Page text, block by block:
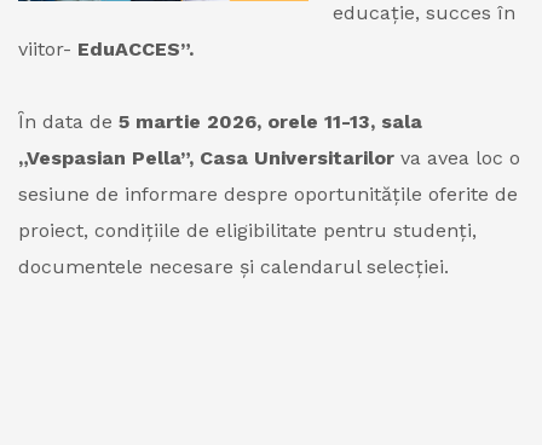
educație, succes în
viitor- EduACCES”.
Ȋn data de 5 martie 2026, orele 11-13, sala
„Vespasian Pella”, Casa Universitarilor va avea loc o
sesiune de informare despre oportunitățile oferite de
proiect, condițiile de eligibilitate pentru studenți,
documentele necesare și calendarul selecției.